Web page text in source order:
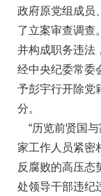
政府原党组成员
了立案审查调查
并构成职务违法
经中央纪委常委
予彭宇行开除党
分。
“历览前贤国与
家工作人员紧密
反腐败的高压态
处领导干部违纪